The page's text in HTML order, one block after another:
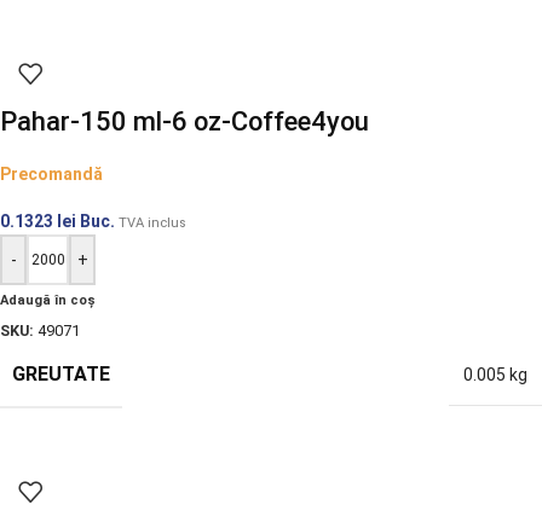
Pahar-150 ml-6 oz-Coffee4you
Precomandă
0.1323 lei Buc. TVA inclus
- +
Adaugă în coș
SKU: 49071
GREUTATE 0.005 kg